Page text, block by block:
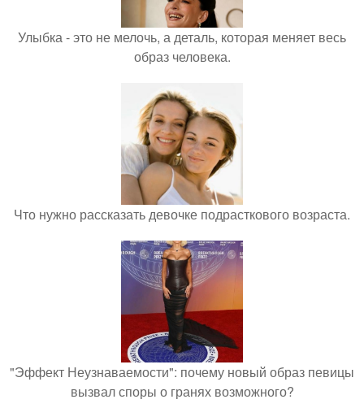
Улыбка - это не мелочь, а деталь, которая меняет весь
образ человека.
Что нужно рассказать девочке подрасткового возраста.
"Эффект Неузнаваемости": почему новый образ певицы
вызвал споры о гранях возможного?